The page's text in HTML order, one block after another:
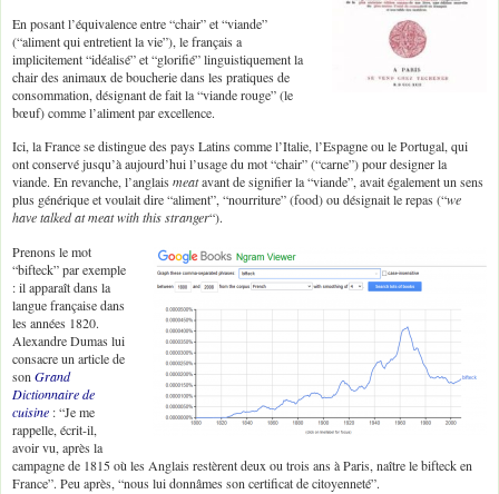
En posant l’équivalence entre “chair” et “viande”
(“aliment qui entretient la vie”), le français a
implicitement “idéalisé” et “glorifié” linguistiquement la
chair des animaux de boucherie dans les pratiques de
consommation, désignant de fait la “viande rouge” (le
bœuf) comme l’aliment par excellence.
Ici, la France se distingue des pays Latins comme l’Italie, l’Espagne ou le Portugal, qui
ont conservé jusqu’à aujourd’hui l’usage du mot “chair” (“carne”) pour designer la
viande. En revanche, l’anglais meatavant de signifier la “viande”, avait également un sens
plus générique et voulait dire “aliment”, “nourriture” (food) ou désignait le repas (“we
have talked at meat with this stranger“).
Prenons le mot
“bifteck” par exemple
: il apparaît dans la
langue française dans
les années 1820.
Alexandre Dumas lui
consacre un article de
son Grand
Dictionnaire de
cuisine : “Je me
rappelle, écrit-il,
avoir vu, après la
campagne de 1815 où les Anglais restèrent deux ou trois ans à Paris, naître le bifteck en
France”. Peu après, “nous lui donnâmes son certificat de citoyenneté”.